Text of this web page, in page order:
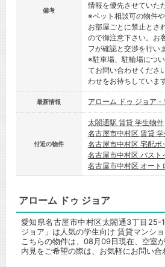
備考
情報を優先させていた
※ペット相談可の物件
お部屋ごとに禁止とさ
ので御注意下さい。お
フが確認と交渉を行い
※駐車場、駐輪場につ
てお問い合わせくださ
わせをお待ちしています
最新情報 アローム ドゥ ジョア -
付近の物件
太閤通駅 賃貸 学生物件
名古屋市中村区 賃貸
名古屋市中村区 宅配ボ
名古屋市中村区 バスト
名古屋市中村区 オート
アローム ドゥ ジョア
愛知県名古屋市中村区太閤通3丁目25-
ジョア」は人気の学生向け 賃貸マンシ
こちらの物件は、08月09日現在、空室
内見をご希望の際は、お気軽にお問い合